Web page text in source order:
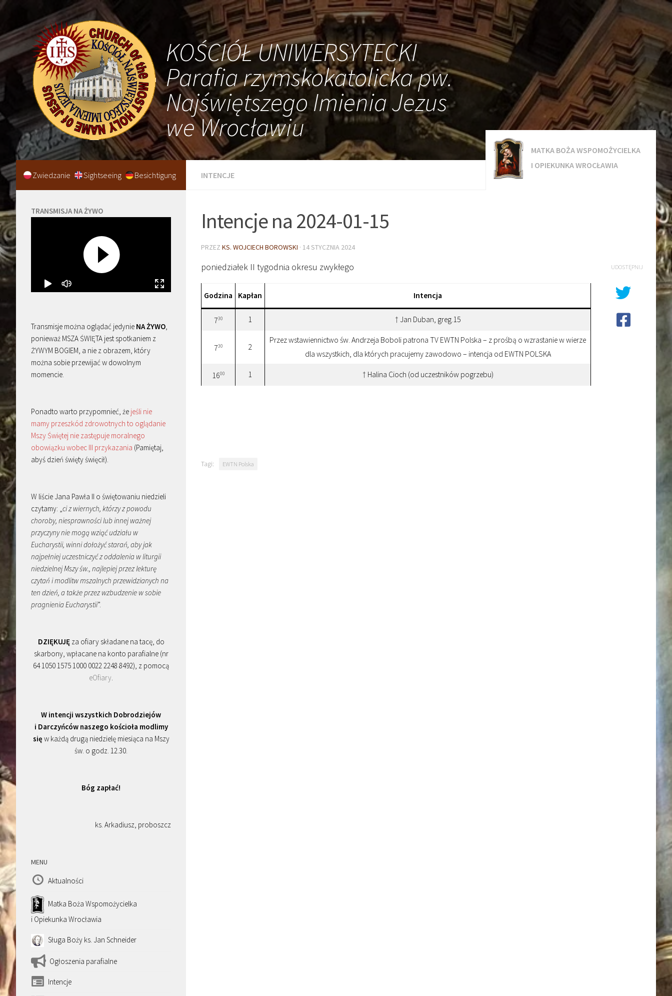
KOŚCIÓŁ UNIWERSYTECKI
Parafia rzymskokatolicka pw.
Najświętszego Imienia Jezus
we Wrocławiu
INTENCJE
MATKA BOŻA WSPOMOŻYCIELKA
I OPIEKUNKA WROCŁAWIA
Intencje na 2024-01-15
PRZEZ KS. WOJCIECH BOROWSKI · 14 STYCZNIA 2024
poniedziałek II tygodnia okresu zwykłego
Godzina Kapłan Intencja
730 1 † Jan Duban, greg.15
730 2
Przez wstawiennictwo św. Andrzeja Boboli patrona TV EWTN Polska – z prośbą o wzrastanie w wierze
dla wszystkich, dla których pracujemy zawodowo – intencja od EWTN POLSKA
1600 1 † Halina Cioch (od uczestników pogrzebu)
UDOSTĘPNIJ
Tagi: EWTN Polska
Zwiedzanie Sightseeing Besichtigung
TRANSMISJA NA ŻYWO
Transmisje można oglądać jedynie NA ŻYWO,
ponieważ MSZA ŚWIĘTA jest spotkaniem z
ŻYWYM BOGIEM, a nie z obrazem, który
można sobie przewijać w dowolnym
momencie.
Ponadto warto przypomnieć, że jeśli nie
mamy przeszkód zdrowotnych to oglądanie
Mszy Świętej nie zastępuje moralnego
obowiązku wobec III przykazania (Pamiętaj,
abyś dzień święty święcił).
W liście Jana Pawła II o świętowaniu niedzieli
czytamy: „ci z wiernych, którzy z powodu
choroby, niesprawności lub innej ważnej
przyczyny nie mogą wziąć udziału w
Eucharystii, winni dołożyć starań, aby jak
najpełniej uczestniczyć z oddalenia w liturgii
niedzielnej Mszy św., najlepiej przez lekturę
czytań i modlitw mszalnych przewidzianych na
ten dzień, a także przez wzbudzenie w sobie
pragnienia Eucharystii”.
DZIĘKUJĘza ofiary składane na tacę, do
skarbony, wpłacane na konto parafialne (nr
64 1050 1575 1000 0022 2248 8492), z pomocą
eOfiary.
W intencji wszystkich Dobrodziejów
i Darczyńców naszego kościoła modlimy
się w każdą drugą niedzielę miesiąca na Mszy
św. o godz. 12.30.
Bóg zapłać!
ks. Arkadiusz, proboszcz
MENU
Aktualności
Matka Boża Wspomożycielka
i Opiekunka Wrocławia
Sługa Boży ks. Jan Schneider
Ogłoszenia parafialne
Intencje